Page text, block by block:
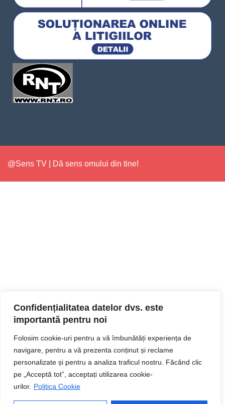
Confidențialitatea datelor dvs. este
importantă pentru noi
Folosim cookie-uri pentru a vă îmbunătăți experiența de
navigare, pentru a vă prezenta conținut și reclame
personalizate și pentru a analiza traficul nostru. Făcând clic
pe „Acceptă tot”, acceptați utilizarea cookie-
urilor. Politica Cookie
@Sens TV | Dă sens omului din tine!